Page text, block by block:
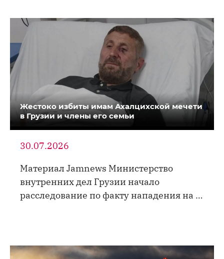
Жестоко избиты имам Ахалцихской мечети
в Грузии и члены его семьи
30.07.2026
Материал Jamnews Министерство
внутренних дел Грузии начало
расследование по факту нападения на …